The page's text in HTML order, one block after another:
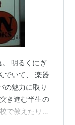
明るくにぎ
でいて、 楽器
の魅力に取り
き進む半生の
で教えたり、